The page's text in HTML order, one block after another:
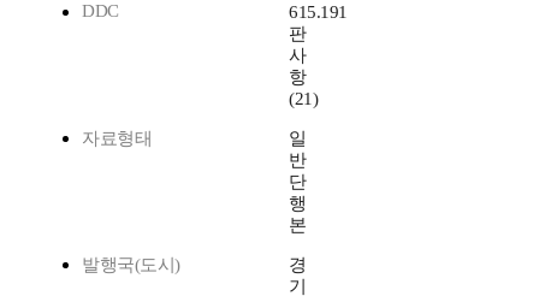
DDC
615.191
판
사
항
(21)
자료형태
일
반
단
행
본
발행국(도시)
경
기